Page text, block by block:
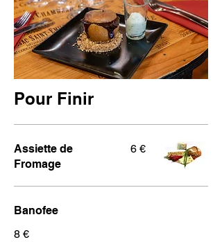
Pour Finir
Assiette de
Fromage
6 €
Banofee
8 €